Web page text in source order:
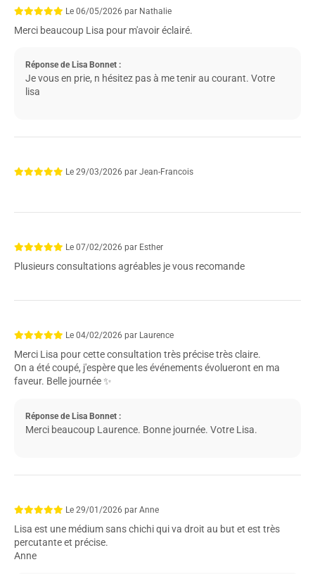
Le 06/05/2026 par Nathalie
Merci beaucoup Lisa pour m'avoir éclairé.
Réponse de Lisa Bonnet :
Je vous en prie, n hésitez pas à me tenir au courant. Votre
lisa
Le 29/03/2026 par Jean-Francois
Le 07/02/2026 par Esther
Plusieurs consultations agréables je vous recomande
Le 04/02/2026 par Laurence
Merci Lisa pour cette consultation très précise très claire.
On a été coupé, j'espère que les événements évolueront en ma
faveur. Belle journée ✨
Réponse de Lisa Bonnet :
Merci beaucoup Laurence. Bonne journée. Votre Lisa.
Le 29/01/2026 par Anne
Lisa est une médium sans chichi qui va droit au but et est très
percutante et précise.
Anne